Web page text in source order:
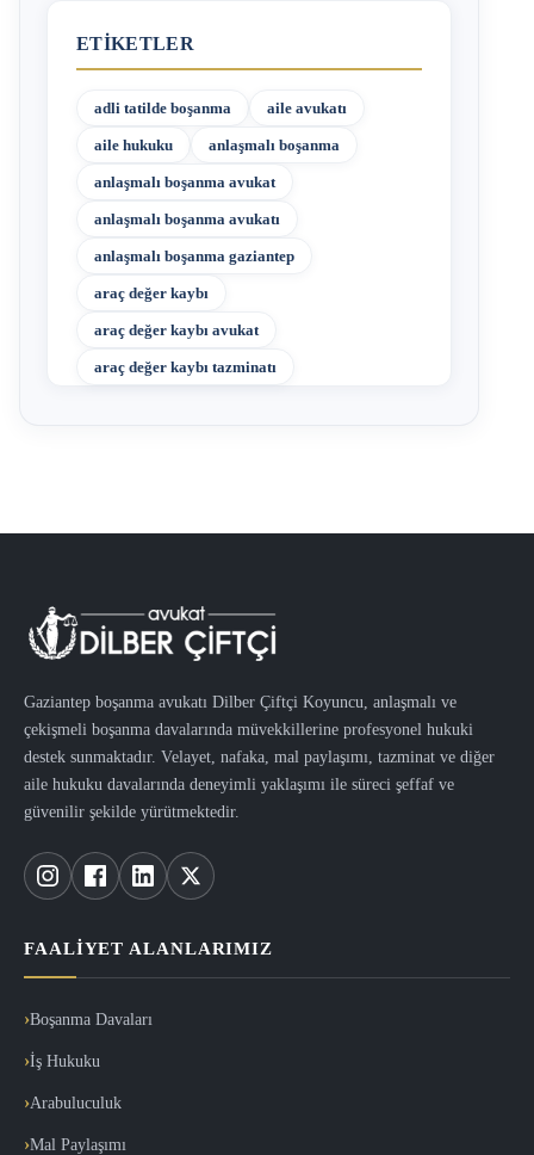
ETIKETLER
adli tatilde boşanma aile avukatı
aile hukuku anlaşmalı boşanma
anlaşmalı boşanma avukat
anlaşmalı boşanma avukatı
anlaşmalı boşanma gaziantep
araç değer kaybı
araç değer kaybı avukat
araç değer kaybı tazminatı
Gaziantep boşanma avukatı Dilber Çiftçi Koyuncu, anlaşmalı ve
çekişmeli boşanma davalarında müvekkillerine profesyonel hukuki
destek sunmaktadır. Velayet, nafaka, mal paylaşımı, tazminat ve diğer
aile hukuku davalarında deneyimli yaklaşımı ile süreci şeffaf ve
güvenilir şekilde yürütmektedir.
FAALIYET ALANLARIMIZ
Boşanma Davaları
İş Hukuku
Arabuluculuk
Mal Paylaşımı